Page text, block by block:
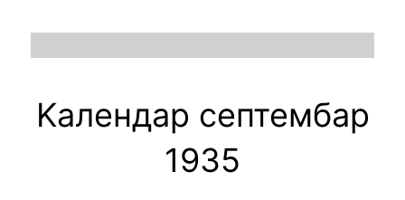
Kалендар септембар
1935